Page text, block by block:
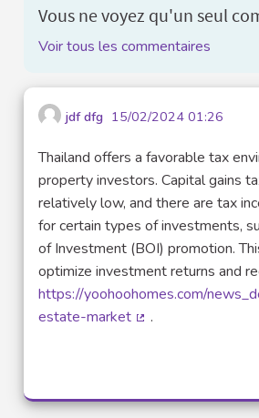
Vous ne voyez qu'un seul
Voir tous les commentaires
jdf dfg 15/02/2024 01:26
Thailand offers a favorable tax
property investors. Capital gains
relatively low, and there are tax
for certain types of investments,
of Investment (BOI) promotion.
optimize investment returns and
https://yoohoohomes.com/
estate-market
.